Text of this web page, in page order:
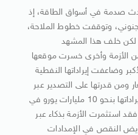
صدمة في أسواق الطاقة، إذ
جنوني، وتوقفت خطوط الملاحة،
لكن خلف هذا المشهد
الأزمة وأخرى خسرت موقعها
وضاعفت إيراداتها النفطية
ومن قدرتها على التصدير عبر
خطوط لا تمر بالمضيق، وقدرت إيراداتها بنحو 10 مليارات يورو في
استثمرت الأزمة بذكاء عبر
النقص في الإمدادات